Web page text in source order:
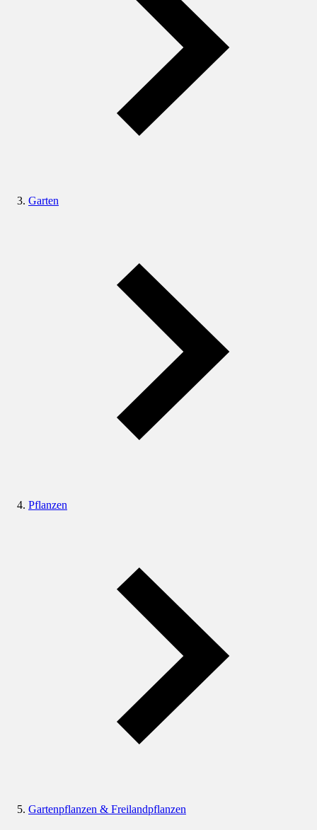
Garten
Pflanzen
Gartenpflanzen & Freilandpflanzen